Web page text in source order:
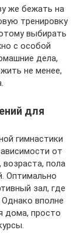
же бежать на
тренировку
выбирать
с особой
дела,
не менее,
для
гимнастики
от
возраста, пола
Оптимально
зал, где
вполне
дома, просто